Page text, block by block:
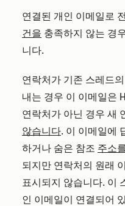
연결된 개인 이메일로
건을 충족하지 않는 경
니다.
연락처가 기존 스레드
내는 경우 이 이메일은
연락처가 아닌 경우 새
않습니다. 이 이메일에
하거나 숨은 참조 주소
되지만 연락처의 원래
표시되지 않습니다. 이
인 이메일이 연결되어